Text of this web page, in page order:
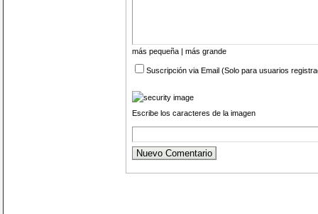
más pequeña | más grande
Suscripción via Email (Solo para usuarios
Escribe los caracteres de la imagen
Nuevo Comentario